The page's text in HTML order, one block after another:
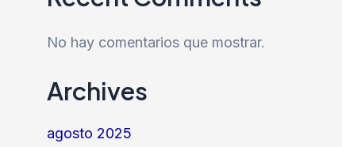
No hay comentarios que mostrar.
Archives
agosto 2025